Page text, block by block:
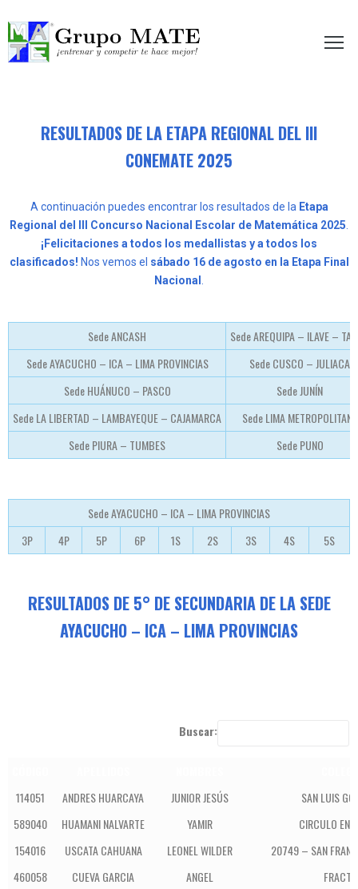
te hace mejor!
RESULTADOS DE LA ETAPA REGIONAL DEL III
CONEMATE 2025
A continuación puedes encontrar los resultados de la Etapa
Regional del III Concurso Nacional Escolar de Matemática 2025.
¡Felicitaciones a todos los medallistas y a todos los
clasificados! Nos vemos el sábado 16 de agosto en la Etapa Final
Nacional .
Sede ANCASH
Sede AREQUIPA – ILAVE –
Sede AYACUCHO – ICA – LIMA PROVINCIAS
Sede CUSCO – JULIACA
Sede HUÁNUCO – PASCO
Sede JUNÍN
Sede LA LIBERTAD – LAMBAYEQUE – CAJAMARCA
Sede LIMA METROPOLITANA
Sede PIURA – TUMBES
Sede PUNO
Sede AYACUCHO – ICA – LIMA PROVINCIAS
3P
4P 5P 6P 1S 2S 3S 4S 5S
RESULTADOS DE 5° DE SECUNDARIA DE LA SEDE
AYACUCHO – ICA – LIMA PROVINCIAS
Buscar:
114051
ANDRES HUARCAYA JUNIOR JESÚS
SAN LUIS
589040
HUAMANI NALVARTE YAMIR
CIRCULO
154016
USCATA CAHUANA LEONEL WILDER
20749 – SAN
460058
CUEVA GARCIA ANGEL